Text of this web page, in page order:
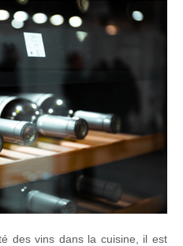
des vins dans la cuisine, il est